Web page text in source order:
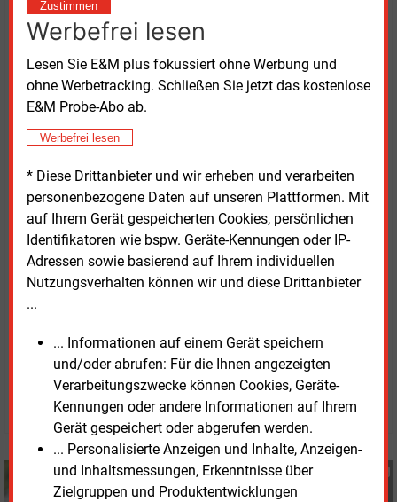
Zustimmen
Werbefrei lesen
Lesen Sie E&M plus fokussiert ohne Werbung und
ohne Werbetracking. Schließen Sie jetzt das kostenlose
E&M Probe-Abo ab.
Werbefrei lesen
* Diese Drittanbieter und wir erheben und verarbeiten
personenbezogene Daten auf unseren Plattformen. Mit
auf Ihrem Gerät gespeicherten Cookies, persönlichen
Identifikatoren wie bspw. Geräte-Kennungen oder IP-
Adressen sowie basierend auf Ihrem individuellen
Nutzungsverhalten können wir und diese Drittanbieter
...
... Informationen auf einem Gerät speichern
und/oder abrufen: Für die Ihnen angezeigten
Verarbeitungszwecke können Cookies, Geräte-
Kennungen oder andere Informationen auf Ihrem
Gerät gespeichert oder abgerufen werden.
... Personalisierte Anzeigen und Inhalte, Anzeigen-
und Inhaltsmessungen, Erkenntnisse über
Zielgruppen und Produktentwicklungen
könnten rund 100.000
diesem Weg CO2-neutral beheizt werden.
Gemäß Wärmeplanungsgesetz §3 Nr.13 ist
„unvermeidbare Abwärme“ Wärme, die als
unvermeidbares Nebenprodukt in einer
Industrieanlage, einer Stromerzeugungsanlage oder
im tertiären Sektor anfällt und ohne den Zugang zu
einem Wärmenetz ungenutzt in die Luft oder in das
Wasser abgeleitet werden würde. Diese Abwärme ist
dann laut Gesetz CO2-neutral.
Mehr Informationen zumAbwärmeprojekt Leuna
Susanne Harmsen
© 2026 Energie & Management GmbH
Susanne Harmsen
+49 (0) 151 28207503